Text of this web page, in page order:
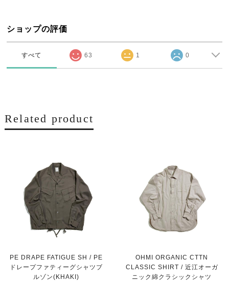
ショップの評価
すべて 63 1 0
Related product
PE DRAPE FATIGUE SH / PE
ドレープファティーグシャツブ
ルゾン(KHAKI)
OHMI ORGANIC CTTN
CLASSIC SHIRT / 近江オーガ
ニック綿クラシックシャツ